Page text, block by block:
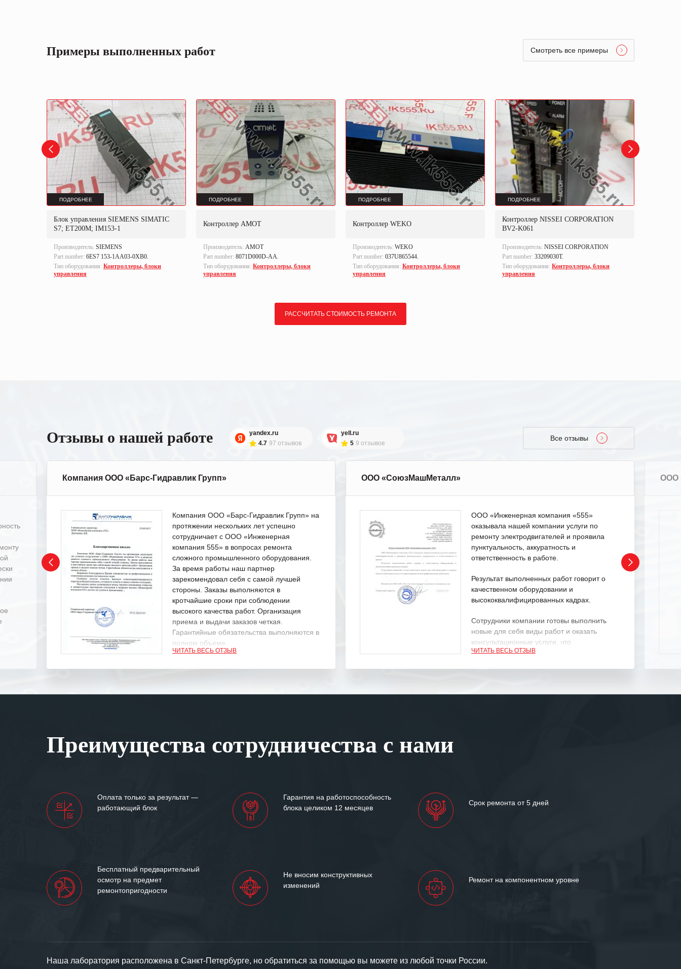
Примеры выполненных работ Смотреть все примеры
ПОДРОБНЕЕ
Блок управления SIEMENS SIMATIC
S7; ET200M; IM153-1
Производитель: SIEMENS
Part number: 6ES7 153-1AA03-0XB0.
Тип оборудования: Контроллеры, блоки
управления
ПОДРОБНЕЕ
Контроллер AMOT
Производитель: AMOT
Part number: 8071D000D-AA.
Тип оборудования: Контроллеры, блоки
управления
ПОДРОБНЕЕ
Контроллер WEKO
Производитель: WEKO
Part number: 037U865544.
Тип оборудования: Контроллеры, блоки
управления
ПОДРОБНЕЕ
Контроллер NISSEI CORPORATION
BV2-K061
Производитель: NISSEI CORPORATION
Part number: 33209030T.
Тип оборудования: Контроллеры, блоки
управления
РАССЧИТАТЬ СТОИМОСТЬ РЕМОНТА
Отзывы о нашей работе
yandex.ru
4.7 97 отзывов
yell.ru
5 9 отзывов
Все отзывы
Компания ООО «Барс-Гидравлик Групп»
Компания ООО «Барс-Гидравлик Групп» на
протяжении нескольких лет успешно
сотрудничает с ООО «Инженерная
компания 555» в вопросах ремонта
сложного промышленного оборудования.
За время работы наш партнер
зарекомендовал себя с самой лучшей
стороны. Заказы выполняются в
кротчайшие сроки при соблюдении
высокого качества работ. Организация
приема и выдачи заказов четкая.
Гарантийные обязательства выполняются в
полном объеме.
Мы высоко ценим сложившиеся между
«555» долгих лет успеха и процветания.
ЧИТАТЬ ВЕСЬ ОТЗЫВ
ООО «СоюзМашМеталл»
ООО «Инженерная компания «555»
оказывала нашей компании услуги по
ремонту электродвигателей и проявила
пунктуальность, аккуратность и
ответственность в работе.
Результат выполненных работ говорит о
качественном оборудовании и
высококвалифицированных кадрах.
Сотрудники компании готовы выполнить
новые для себя виды работ и оказать
консультационные услуги, что
характеризует их как профессионалов
ответственного и надежного поставщика
ЧИТАТЬ ВЕСЬ ОТЗЫВ
ООО
Преимущества сотрудничества с нами
Оплата только за результат —
работающий блок
Гарантия на работоспособность
блока целиком 12 месяцев
Срок ремонта от 5 дней
Бесплатный предварительный
осмотр на предмет
ремонтопригодности
Не вносим конструктивных
изменений
Ремонт на компонентном уровне
Наша лаборатория расположена в Санкт-Петербурге, но обратиться за помощью вы можете из любой точки России.